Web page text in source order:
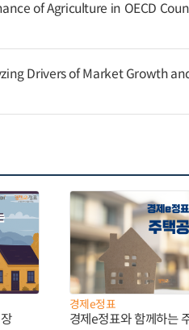
of Agriculture in OECD
Drivers of Market Growth
경제e정표
경제e정표와 함께하는